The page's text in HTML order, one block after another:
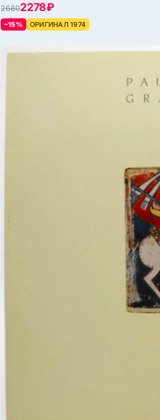
26802278 ₽
–15% ОРИГИНАЛ 1974